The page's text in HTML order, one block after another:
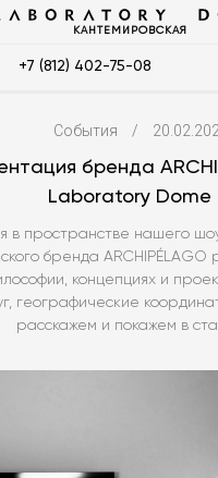
КАНТЕМИРОВСКАЯ
+7 (812) 402-75-08
События /
бренда
Laboratory Dome
в пространстве нашего
бренда ARCHIPÉLAGO
концепциях и
географические
расскажем и покажем в